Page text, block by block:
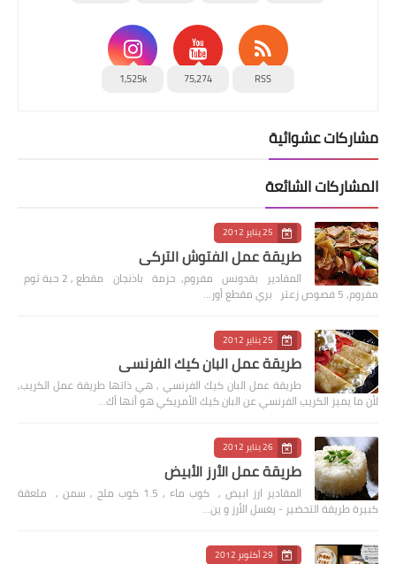
RSS
75,274
1,525k
مشاركات عشوائية
المشاركات الشائعة
25 يناير 2012
طريقة عمل الفتوش التركي
المقادير بقدونس مفروم, حزمة باذنجان مقطع , 2 حبة ثوم
مفروم, 5 فصوص زعتر بري مقطع أور…
25 يناير 2012
طريقة عمل البان كيك الفرنسي
طريقة عمل البان كيك الفرنسي , هي ذاتها طريقة عمل الكريب,
لأن ما يميز الكريب الفرنسي عن البان كيك الأمريكي هو أنها أك…
26 يناير 2012
طريقة عمل الأرز الأبيض
المقادير ارز ابيض , كوب ماء , 1.5 كوب ملح , سمن , ملعقة
كبيرة طريقة التحضير - يغسل الأرز و ين…
29 أكتوبر 2012